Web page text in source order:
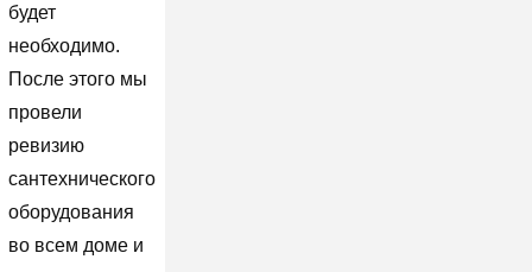
будет
необходимо.
После этого мы
провели
ревизию
сантехнического
оборудования
во всем доме и